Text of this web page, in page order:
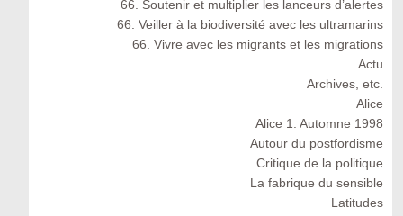
66. Soutenir et multiplier les lanceurs d’alertes
66. Veiller à la biodiversité avec les ultramarins
66. Vivre avec les migrants et les migrations
Actu
Archives, etc.
Alice
Alice 1: Automne 1998
Autour du postfordisme
Critique de la politique
La fabrique du sensible
Latitudes